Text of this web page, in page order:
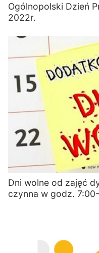
Ogólnopolski Dzień
2022r.
Dni wolne od zajęć
czynna w godz.